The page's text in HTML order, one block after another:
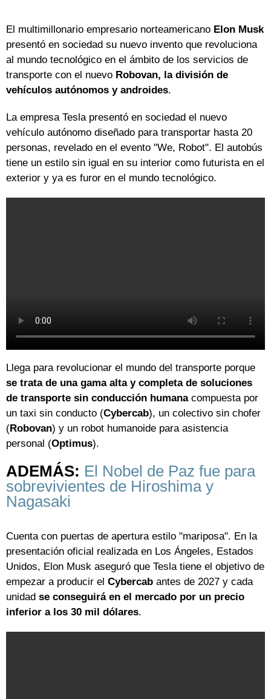
El multimillonario empresario norteamericano Elon Musk
presentó en sociedad su nuevo invento que revoluciona
al mundo tecnológico en el ámbito de los servicios de
transporte con el nuevo Robovan, la división de
vehículos autónomos y androides.
La empresa Tesla presentó en sociedad el nuevo
vehículo autónomo diseñado para transportar hasta 20
personas, revelado en el evento "We, Robot". El autobús
tiene un estilo sin igual en su interior como futurista en el
exterior y ya es furor en el mundo tecnológico.
Llega para revolucionar el mundo del transporte porque
se trata de una gama alta y completa de soluciones
de transporte sin conducción humana compuesta por
un taxi sin conducto (Cybercab), un colectivo sin chofer
(Robovan) y un robot humanoide para asistencia
personal (Optimus).
ADEMÁS: El Nobel de Paz fue para
sobrevivientes de Hiroshima y
Nagasaki
Cuenta con puertas de apertura estilo "mariposa". En la
presentación oficial realizada en Los Ángeles, Estados
Unidos, Elon Musk aseguró que Tesla tiene el objetivo de
empezar a producir el Cybercab antes de 2027 y cada
unidad se conseguirá en el mercado por un precio
inferior a los 30 mil dólares.